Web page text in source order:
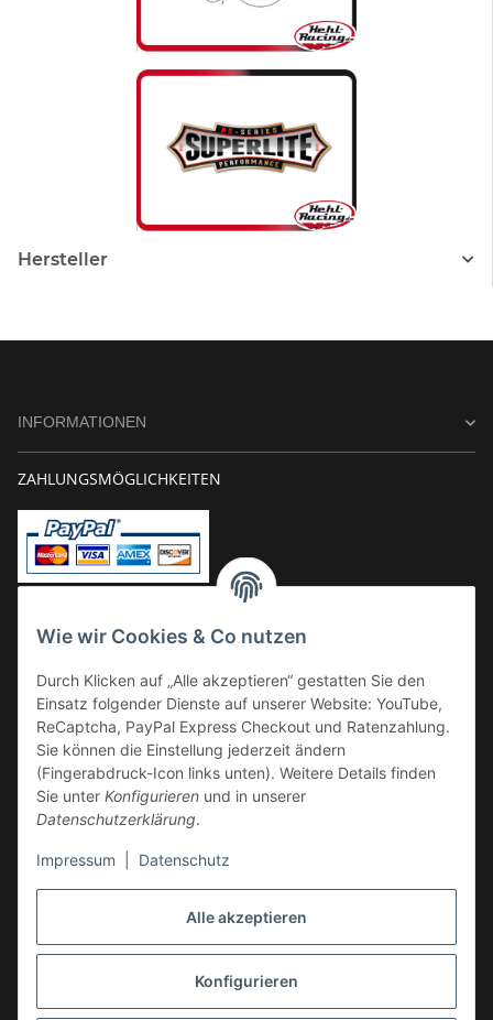
Alle akzeptieren
Konfigurieren
Wie wir Cookies & Co nutzen
Durch Klicken auf „Alle akzeptieren“ gestatten Sie den
Einsatz folgender Dienste auf unserer Website: YouTube,
ReCaptcha, PayPal Express Checkout und Ratenzahlung.
Sie können die Einstellung jederzeit ändern
(Fingerabdruck-Icon links unten). Weitere Details finden
Sie unter Konfigurieren und in unserer
Datenschutzerklärung.
Impressum Datenschutz
Hersteller
INFORMATIONEN
ZAHLUNGSMÖGLICHKEITEN
Kauf auf Rechnung
VERSAND
Vertrag widerrufen